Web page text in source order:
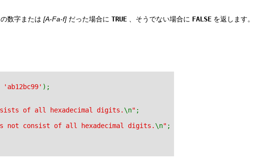
数字または [A-Fa-f] だった場合に TRUE 、そうでない場合に FALSE を返します。
'ab12bc99' );
of all hexadecimal digits. \n" ;
not consist of all hexadecimal digits. \n" ;